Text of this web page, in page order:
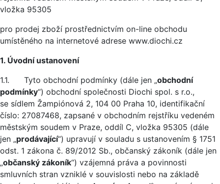
vložka 95305
pro prodej zboží prostřednictvím on-line obchodu
umístěného na internetové adrese www.diochi.cz
1. Úvodní ustanovení
1.1. Tyto obchodní podmínky (dále jen „obchodní
podmínky“) obchodní společnosti Diochi spol. s r.o.,
se sídlem Žampiónová 2, 104 00 Praha 10, identifikační
číslo: 27087468, zapsané v obchodním rejstříku vedeném
městským soudem v Praze, oddíl C, vložka 95305 (dále
jen „prodávající“) upravují v souladu s ustanovením § 1751
odst. 1 zákona č. 89/2012 Sb., občanský zákoník (dále jen
„občanský zákoník“) vzájemná práva a povinnosti
smluvních stran vzniklé v souvislosti nebo na základě